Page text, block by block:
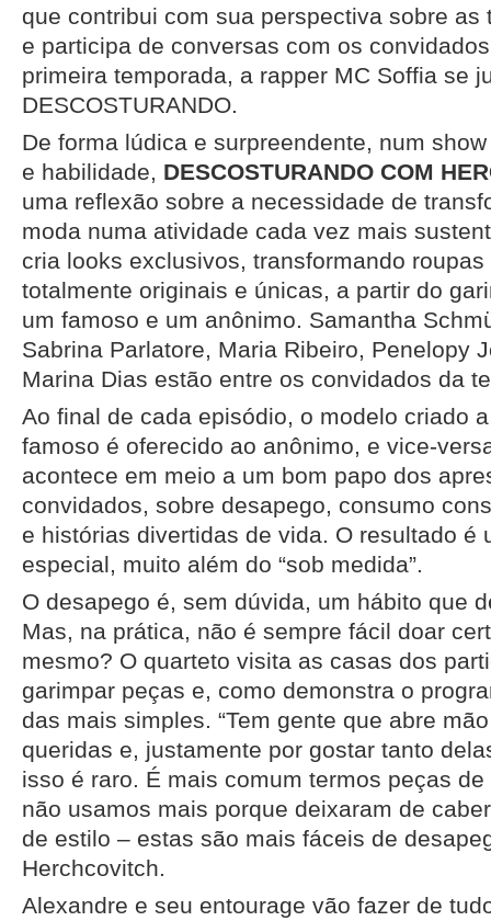
que contribui com sua perspectiva sobre as
e participa de conversas com os
primeira temporada, a rapper MC Soffia se
DESCOSTURANDO.
De forma lúdica e surpreendente, num
e habilidade, DESCOSTURANDO COM
uma reflexão sobre a necessidade de
moda numa atividade cada vez mais
cria looks exclusivos, transformando
totalmente originais e únicas, a partir do
um famoso e um anônimo. Samantha
Sabrina Parlatore, Maria Ribeiro, Penelopy
Marina Dias estão entre os convidados da
Ao final de cada episódio, o modelo criado
famoso é oferecido ao anônimo, e vice-
acontece em meio a um bom papo dos
convidados, sobre desapego, consumo
e histórias divertidas de vida. O resultado é
especial, muito além do “sob medida”.
O desapego é, sem dúvida, um hábito que
Mas, na prática, não é sempre fácil doar
mesmo? O quarteto visita as casas dos
garimpar peças e, como demonstra o
das mais simples. “Tem gente que abre
queridas e, justamente por gostar tanto
isso é raro. É mais comum termos peças
não usamos mais porque deixaram de
de estilo – estas são mais fáceis de
Herchcovitch.
Alexandre e seu entourage vão fazer de